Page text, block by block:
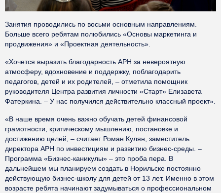
Занятия проводились по восьми основным направлениям.
Больше всего ребятам полюбились «Основы маркетинга и
продвижения» и «Проектная деятельность».
«Хочется выразить благодарность АРН за невероятную
атмосферу, вдохновение и поддержку, поблагодарить
педагогов, детей и их родителей, – отметила помощник
руководителя Центра развития личности «Старт» Елизавета
Фатеркина. – У нас получился действительно классный проект».
«В наше время очень важно обучать детей финансовой
грамотности, критическому мышлению, постановке и
достижению целей, – считает Роман Кулян, заместитель
директора АРН по инвестициям и развитию бизнес-среды. –
Программа «Бизнес-каникулы» – это проба пера. В
дальнейшем мы планируем создать в Норильске постоянно
действующую бизнес-школу для детей от 13 лет. Именно в этом
возрасте ребята начинают задумываться о профессиональном